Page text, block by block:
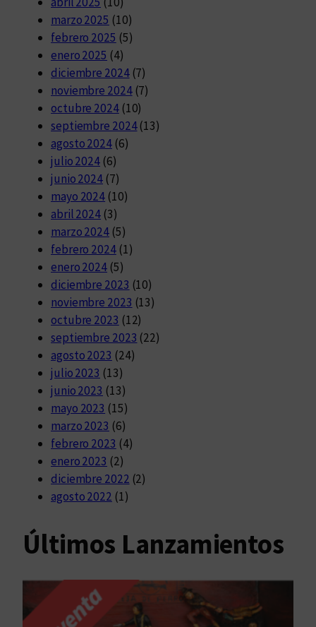
marzo 2025 (10)
febrero 2025 (5)
enero 2025 (4)
diciembre 2024(7)
noviembre 2024(7)
octubre 2024(10)
septiembre 2024(13)
agosto 2024(6)
julio 2024 (6)
junio 2024 (7)
mayo 2024 (10)
abril 2024 (3)
marzo 2024 (5)
febrero 2024(1)
enero 2024 (5)
diciembre 2023 (10)
noviembre 2023 (13)
octubre 2023 (12)
septiembre 2023 (22)
agosto 2023 (24)
julio 2023 (13)
junio 2023 (13)
mayo 2023 (15)
marzo 2023 (6)
febrero 2023 (4)
enero 2023 (2)
diciembre 2022 (2)
agosto 2022 (1)
Últimos Lanzamientos